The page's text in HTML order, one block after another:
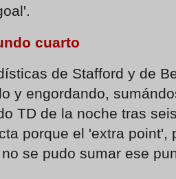
cuarto
de Stafford y de
y engordando,
TD de la noche tras
porque el 'extra point',
se pudo sumar ese